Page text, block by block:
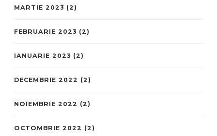
MARTIE 2023 (2)
FEBRUARIE 2023 (2)
IANUARIE 2023 (2)
DECEMBRIE 2022 (2)
NOIEMBRIE 2022 (2)
OCTOMBRIE 2022 (2)